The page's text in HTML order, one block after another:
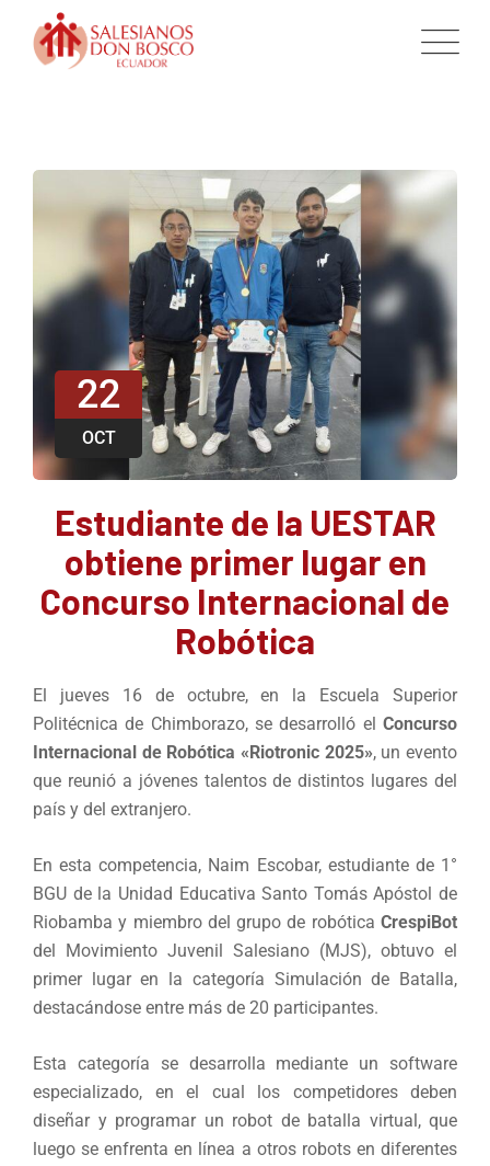
22
OCT
Estudiante de la UESTAR
obtiene primer lugar en
Concurso Internacional de
Robótica
El jueves 16 de octubre, en la Escuela Superior
Politécnica de Chimborazo, se desarrolló el Concurso
Internacional de Robótica «Riotronic 2025», un evento
que reunió a jóvenes talentos de distintos lugares del
país y del extranjero.
En esta competencia, Naim Escobar, estudiante de 1°
BGU de la Unidad Educativa Santo Tomás Apóstol de
Riobamba y miembro del grupo de robótica CrespiBot
del Movimiento Juvenil Salesiano (MJS), obtuvo el
primer lugar en la categoría Simulación de Batalla,
destacándose entre más de 20 participantes.
Esta categoría se desarrolla mediante un software
especializado, en el cual los competidores deben
diseñar y programar un robot de batalla virtual, que
luego se enfrenta en línea a otros robots en diferentes